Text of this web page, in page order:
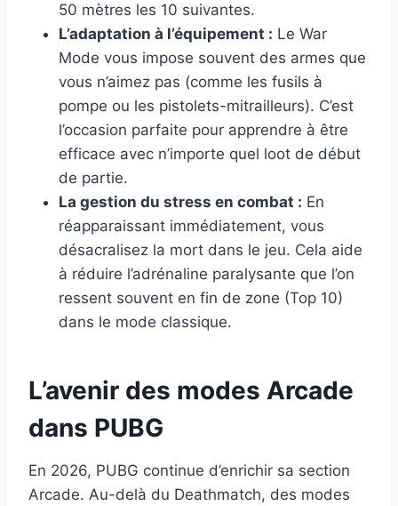
50 mètres les 10 suivantes.
L’adaptation à l’équipement : Le War
Mode vous impose souvent des armes que
vous n’aimez pas (comme les fusils à
pompe ou les pistolets-mitrailleurs). C’est
l’occasion parfaite pour apprendre à être
efficace avec n’importe quel loot de début
de partie.
La gestion du stress en combat : En
réapparaissant immédiatement, vous
désacralisez la mort dans le jeu. Cela aide
à réduire l’adrénaline paralysante que l’on
ressent souvent en fin de zone (Top 10)
dans le mode classique.
L’avenir des modes Arcade
dans PUBG
En 2026, PUBG continue d’enrichir sa section
Arcade. Au-delà du Deathmatch, des modes